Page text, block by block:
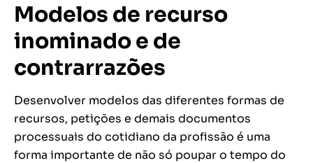
Modelos de recurso
inominado e de
contrarrazões
Desenvolver modelos das diferentes formas de
recursos, petições e demais documentos
processuais do cotidiano da profissão é uma
forma importante de não só poupar o tempo do